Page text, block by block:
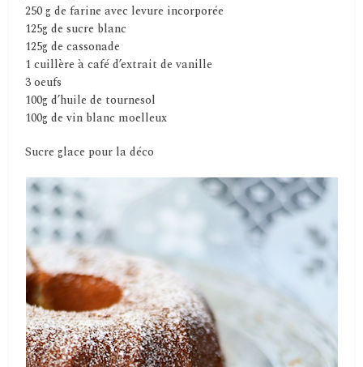
250 g de farine avec levure incorporée
125g de sucre blanc
125g de cassonade
1 cuillère à café d’extrait de vanille
3 oeufs
100g d’huile de tournesol
100g de vin blanc moelleux
Sucre glace pour la déco